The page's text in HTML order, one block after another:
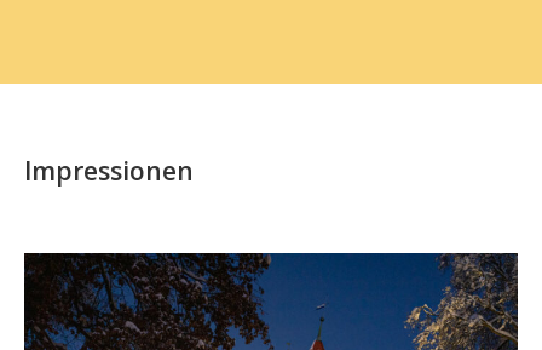
Impressionen